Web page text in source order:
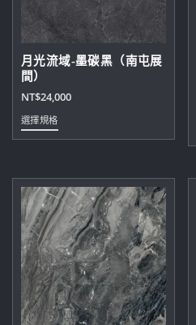
月光流域-墨碳黑（南屯展
間）
NT$24,000
選擇規格此
產
多
種
款
式。
可
在
產
品